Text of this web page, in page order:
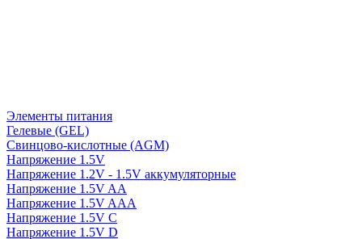
Элементы питания
Гелевые (GEL)
Свинцово-кислотные (AGM)
Напряжение 1.5V
Напряжение 1.2V - 1.5V аккумуляторные
Напряжение 1.5V AA
Напряжение 1.5V AAA
Напряжение 1.5V C
Напряжение 1.5V D